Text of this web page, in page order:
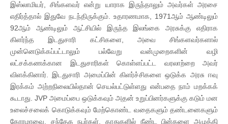
இஸ்லாமியர், சிங்களவர் என்று யாராக இருந்தாலும் அவர்கள் அரசை
எதிர்த்தால் இதுவே நடந்திருக்கும். உதாரணமாக, 1971ஆம் ஆண்டிலும்
92ஆம் ஆண்டிலும் ஆட்சியில் இருந்த இலங்கை அரசுக்கு எதிராக
கிளர்ந்த இடதுசாரி கட்சிகளை, அவை சிங்களவர்களால்
முன்னெடுக்கப்பட்டாலும் பல்வேறு வன்முறைகளின் வழி
லட்சக்கணக்கான இடதுசாரிகள் கொள்ளப்பட்ட வரலாற்றை அவர்
விளக்கினார். இடதுசாரி அமைப்பின் கிளர்ச்சிகளை ஒடுக்க அரசு ஈவு
இரக்கம் அற்றநிலையில்தான் செயல்பட்டுள்ளது என்பதை நாம் மறக்கக்
கூடாது. JVP அமைப்பை ஒடுக்கவும் அதன் உறுப்பினர்களுக்கு கடும் மன
உலைச்சலைக் கொடுக்கவும் மேற்கொண்ட வதைகளும் தண்டனைகளும்
கோரமாவை. சந்தேக நபர்கள், காதுகளில் நீண்ட பின்களை அழுத்தி